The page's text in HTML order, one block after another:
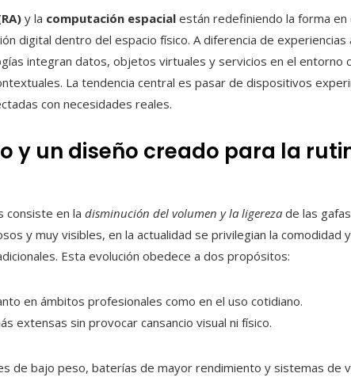
y la computación espacial están redefiniendo la forma en
digital dentro del espacio físico. A diferencia de experiencias
integran datos, objetos virtuales y servicios en el entorno
La tendencia central es pasar de dispositivos
con necesidades reales.
y un diseño creado para la
consiste en la disminución del volumen y la ligereza de las
y muy visibles, en la actualidad se privilegian la comodidad
Esta evolución obedece a dos propósitos:
en ámbitos profesionales como en el uso cotidiano.
extensas sin provocar cansancio visual ni físico.
de bajo peso, baterías de mayor rendimiento y sistemas de